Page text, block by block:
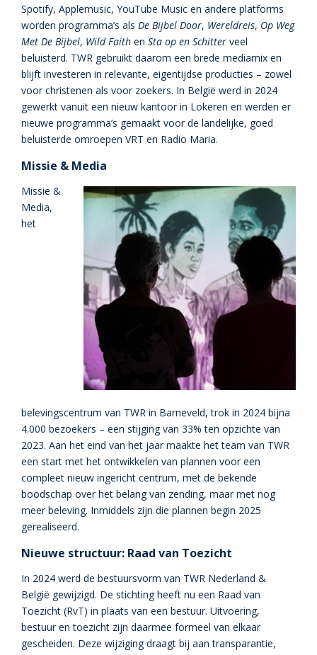
Spotify, Applemusic, YouTube Music en andere platforms
worden programma’s als De Bijbel Door, Wereldreis, Op Weg
Met De Bijbel, Wild Faith en Sta op en Schitter veel
beluisterd. TWR gebruikt daarom een brede mediamix en
blijft investeren in relevante, eigentijdse producties – zowel
voor christenen als voor zoekers. In België werd in 2024
gewerkt vanuit een nieuw kantoor in Lokeren en werden er
nieuwe programma’s gemaakt voor de landelijke, goed
beluisterde omroepen VRT en Radio Maria.
Missie & Media
Missie &
Media,
het
belevingscentrum van TWR in Barneveld, trok in 2024 bijna
4.000 bezoekers – een stijging van 33% ten opzichte van
2023. Aan het eind van het jaar maakte het team van TWR
een start met het ontwikkelen van plannen voor een
compleet nieuw ingericht centrum, met de bekende
boodschap over het belang van zending, maar met nog
meer beleving. Inmiddels zijn die plannen begin 2025
gerealiseerd.
Nieuwe structuur: Raad van Toezicht
In 2024 werd de bestuursvorm van TWR Nederland &
België gewijzigd. De stichting heeft nu een Raad van
Toezicht (RvT) in plaats van een bestuur. Uitvoering,
bestuur en toezicht zijn daarmee formeel van elkaar
gescheiden. Deze wijziging draagt bij aan transparantie,